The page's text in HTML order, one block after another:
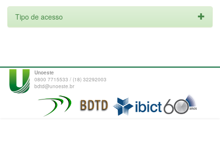
Tipo de acesso
Unoeste
0800 7715533 / (18) 32292003
bdtd@unoeste.br